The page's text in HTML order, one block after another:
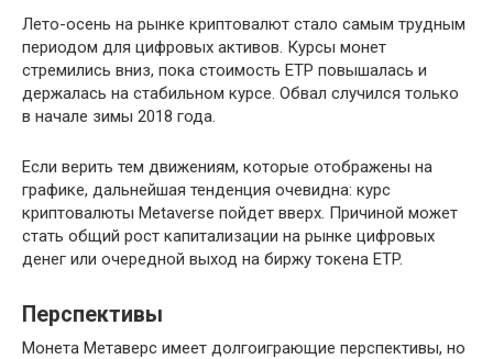
Лето-осень на рынке криптовалют стало самым трудным
периодом для цифровых активов. Курсы монет
стремились вниз, пока стоимость ETP повышалась и
держалась на стабильном курсе. Обвал случился только
в начале зимы 2018 года.
Если верить тем движениям, которые отображены на
графике, дальнейшая тенденция очевидна: курс
криптовалюты Metaverse пойдет вверх. Причиной может
стать общий рост капитализации на рынке цифровых
денег или очередной выход на биржу токена ETP.
Перспективы
Монета Метаверс имеет долгоиграющие перспективы, но